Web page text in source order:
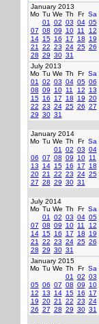
January 2013
Mo Tu We Th Fr Sa
01
02 03 04 05
07 08 09 10 11 12
14 15 16 17 18 19
21
22 23 24 25 26
28 29 30 31
July 2013
Mo Tu We Th Fr Sa
01
02 03 04 05 06
08 09 10 11 12 13
15 16 17 18 19 20
22 23 24 25 26 27
29 30 31
January 2014
Mo Tu We Th Fr Sa
01
02 03 04
06 07 08 09 10 11
13
14 15 16 17 18
20 21 22 23 24 25
27 28 29 30 31
July 2014
Mo Tu We Th Fr Sa
01
02 03 04 05
07 08 09 10 11 12
14 15 16 17 18 19
21
22 23 24 25 26
28 29 30 31
January 2015
Mo Tu We Th Fr Sa
01
02 03
05 06 07 08 09 10
12
13 14 15 16 17
19 20 21 22 23 24
26 27 28 29 30 31